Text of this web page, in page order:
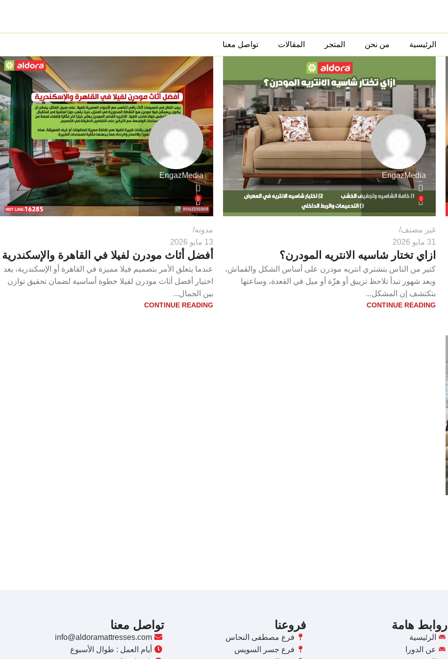
الرئيسية من نحن المتجر المقالات تواصل معنا
EngazMedia
0
غير مصنف
31 مايو 2026
ازاي تختار شاسيه الانتريه المودرن؟
كتير من الناس بتشتري انتريه مودرن على أساس الشكل والقماش،
وبعد شهور تبدأ تلاحظ تزييق أو هزّة أو ميل في القعدة، وساعتها
بتكتشف إن المشكل...
CONTINUE READING
EngazMedia
0
مدونه
13 مايو 2026
أفضل أثاث مودرن لفيلا في القاهرة والإسكندرية
عندما يتعلق الأمر بتصميم فيلا مميزة في القاهرة أو الإسكندرية، يعد
اختيار أفضل أثاث مودرن لفيلا خطوة أساسية لضمان تحقيق توازن
بين الجمال...
CONTINUE READING
روابط هامة
الرئيسية
عن الدورا
فروعنا
فرع مصطفى النحاس
فرع جسر السويس
تواصل معنا
info@aldoramattresses.com
أيام العمل : طوال الأسبوع